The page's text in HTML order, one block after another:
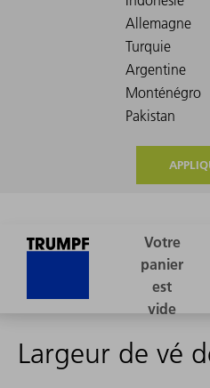
Largeur de vé